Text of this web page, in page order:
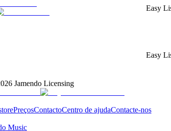
Easy
Easy
Jamendo Licensing
PreçosContactoCentro de ajudaContacte-nos
Music